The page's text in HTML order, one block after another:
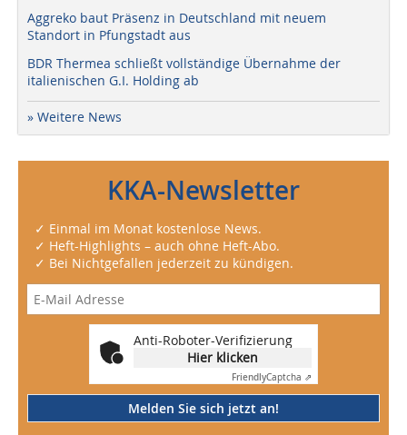
Aggreko baut Präsenz in Deutschland mit neuem
Standort in Pfungstadt aus
BDR Thermea schließt vollständige Übernahme der
italienischen G.I. Holding ab
» Weitere News
KKA-Newsletter
✓ Einmal im Monat kostenlose News.
✓ Heft-Highlights – auch ohne Heft-Abo.
✓ Bei Nichtgefallen jederzeit zu kündigen.
Anti-Roboter-Verifizierung
Hier klicken
FriendlyCaptcha ⇗
Melden Sie sich jetzt an!